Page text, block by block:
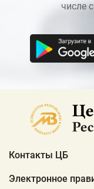
числе
Контакты ЦБ
Электронное